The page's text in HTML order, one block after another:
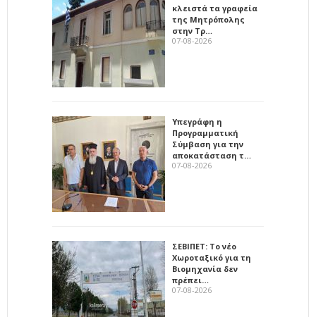
κλειστά τα γραφεία
της Μητρόπολης
στην Τρ…
07-08-2026
Υπεγράφη η
Προγραμματική
Σύμβαση για την
αποκατάσταση τ…
07-08-2026
ΣΕΒΙΠΕΤ: Το νέο
Χωροταξικό για τη
Βιομηχανία δεν
πρέπει…
07-08-2026